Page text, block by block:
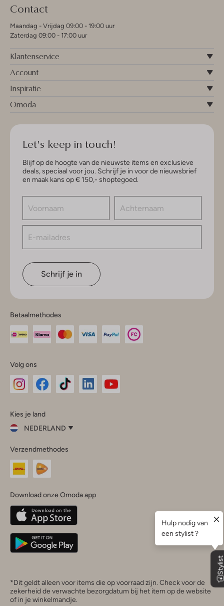
Contact
Maandag - Vrijdag 09:00 - 19:00 uur
Zaterdag 09:00 - 17:00 uur
Klantenservice
Account
Inspiratie
Omoda
Let's keep in touch!
Blijf op de hoogte van de nieuwste items en exclusieve
deals, speciaal voor jou. Schrijf je in voor de nieuwsbrief
en maak kans op € 150,- shoptegoed.
Schrijf je in
Betaalmethodes
Volg ons
InstagramFacebook
Kies je land
NEDERLAND
je
land
Nederland
Belgique(Français)
Deutschland
Verzendmethodes
Download onze Omoda app
*Dit geldt alleen voor items die op voorraad zijn. Check voor de
zekerheid de verwachte bezorgdatum bij het item op de website
of in je winkelmandje.